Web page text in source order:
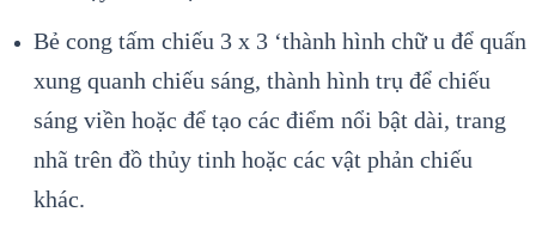
Bẻ cong tấm chiếu 3 x 3 ‘thành hình chữ u để quấn
xung quanh chiếu sáng, thành hình trụ để chiếu
sáng viền hoặc để tạo các điểm nổi bật dài, trang
nhã trên đồ thủy tinh hoặc các vật phản chiếu
khác.